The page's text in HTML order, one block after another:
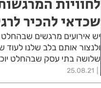
לחוויות
שכדאי להכיר
יש אירועים מרגשים שבהחלט
ולנצור אותם בלב שלנו לעוד
שלושה בתי עסק שבהחלט
25.08.21